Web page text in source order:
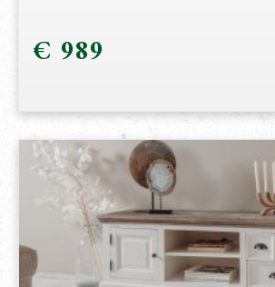
€ 989